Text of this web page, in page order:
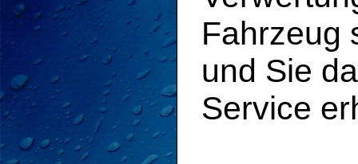
Fahrzeug
und Sie
Service